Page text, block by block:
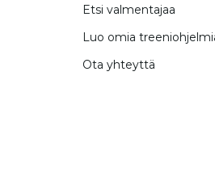
Etsi valmentajaa
Luo omia
Ota yhteyttä